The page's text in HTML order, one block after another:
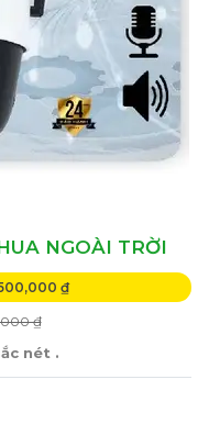
NGOÀI TRỜI
₫
₫
nét .